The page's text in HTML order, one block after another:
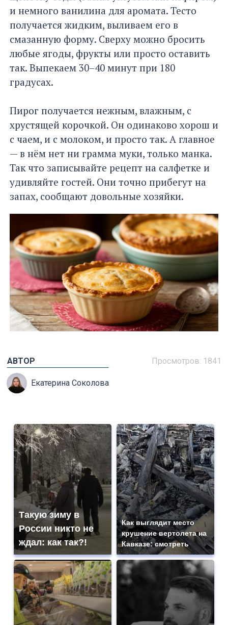
и немного ванилина для аромата. Тесто
получается жидким, выливаем его в
смазанную форму. Сверху можно бросить
любые ягоды, фрукты или просто оставить
так. Выпекаем 30–40 минут при 180
градусах.
Пирог получается нежным, влажным, с
хрустящей корочкой. Он одинаково хорош и
с чаем, и с молоком, и просто так. А главное
— в нём нет ни грамма муки, только манка.
Так что записывайте рецепт на салфетке и
удивляйте гостей. Они точно прибегут на
запах, сообщают довольные хозяйки.
Просмотров: 1841
АВТОР
Екатерина Соколова
Такую зиму в
России никто не
ждал: как так?!
Как выглядит место
крушение вертолета на
Кавказе: смотреть